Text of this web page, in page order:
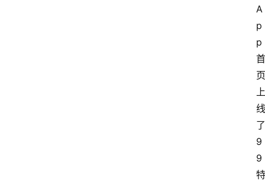
A
p
p
首
页
上
线
了
9
9
特